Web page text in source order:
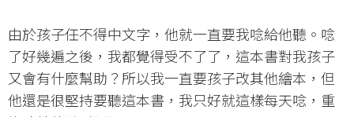
由於孩子任不得中文字，他就一直要我唸給他聽。唸
了好幾遍之後，我都覺得受不了了，這本書對我孩子
又會有什麼幫助？所以我一直要孩子改其他繪本，但
他還是很堅持要聽這本書，我只好就這樣每天唸，重